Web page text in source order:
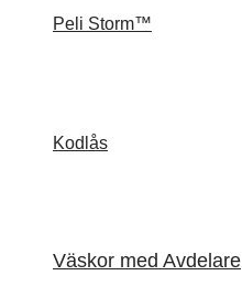
Peli Storm™
Kodlås
Väskor med Avdelare